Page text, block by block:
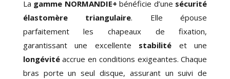
La gamme NORMANDIE+ bénéficie d’une sécurité
élastomère triangulaire. Elle épouse
parfaitement les chapeaux de fixation,
garantissant
une excellente stabilité et une
longévitéaccrue en conditions exigeantes. Chaque
bras porte un seul disque, assurant un suivi de